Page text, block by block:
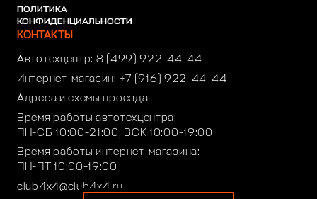
ПОЛИТИКА
КОНФИДЕНЦИАЛЬНОСТИ
КОНТАКТЫ
Автотехцентр: 8 (499) 922-44-44
Интернет-магазин: +7 (916) 922-44-44
Адреса и схемы проезда
Время работы автотехцентра:
ПН-СБ 10:00-21:00, ВСК 10:00-19:00
Время работы интернет-магазина:
ПН-ПТ 10:00-19:00
club4x4@club4x4.ru